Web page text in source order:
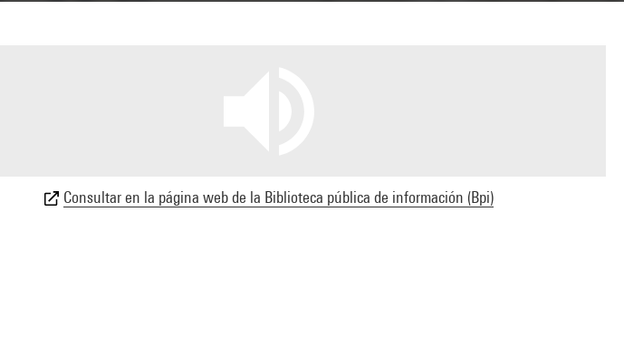
Consultar en la página web de la Biblioteca pública de información (Bpi)